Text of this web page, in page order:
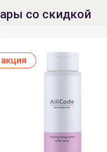
со скидкой
aкция